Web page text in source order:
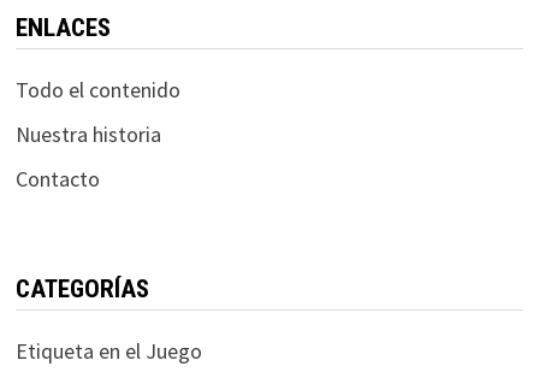
ENLACES
Todo el contenido
Nuestra historia
Contacto
CATEGORÍAS
Etiqueta en el Juego